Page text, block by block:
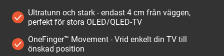
Ultratunn och stark - endast 4 cm från väggen,
perfekt för stora OLED/QLED-TV
OneFinger™ Movement - Vrid enkelt din TV till
önskad position